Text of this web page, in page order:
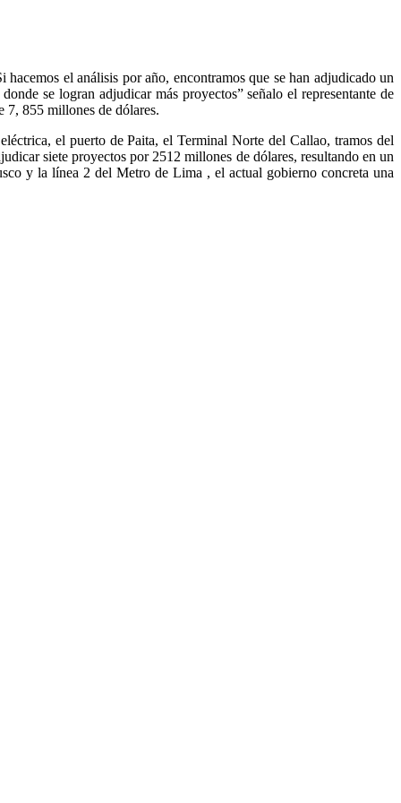
el análisis por año, encontramos que se han adjudicado un
se logran adjudicar más proyectos” señalo el representante de
855 millones de dólares.
el puerto de Paita, el Terminal Norte del Callao, tramos del
siete proyectos por 2512 millones de dólares, resultando en un
y la línea 2 del Metro de Lima , el actual gobierno concreta una